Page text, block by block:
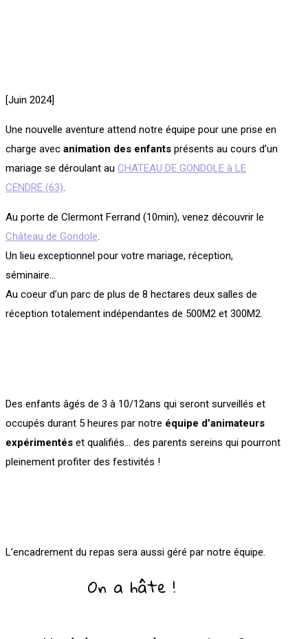
[Juin 2024]
Une nouvelle aventure attend notre équipe pour une prise en
charge avec animation des enfants présents au cours d’un
mariage se déroulant au CHATEAU DE GONDOLE à LE
CENDRE (63).
Au porte de Clermont Ferrand (10min), venez découvrir le
Château de Gondole.
Un lieu exceptionnel pour votre mariage, réception,
séminaire…
Au coeur d’un parc de plus de 8 hectares deux salles de
réception totalement indépendantes de 500M2 et 300M2.
Des enfants âgés de 3 à 10/12ans qui seront surveillés et
occupés durant 5 heures par notre équipe d’animateurs
expérimentés et qualifiés… des parents sereins qui pourront
pleinement profiter des festivités !
L’encadrement du repas sera aussi géré par notre équipe.
On a hâte !